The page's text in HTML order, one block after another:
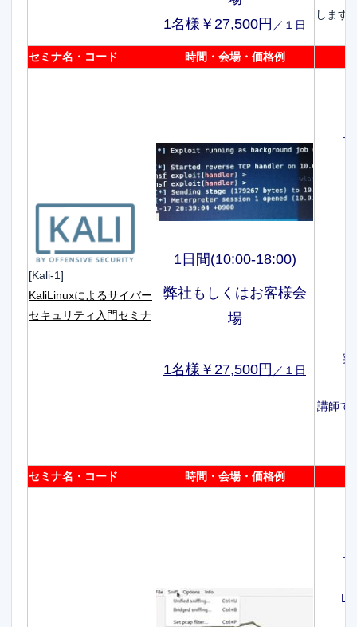
1名様￥27,500円 ／１日
します
セミナ名・コード 時間・会場・価格例
[Kali-1]
KaliLinuxによるサイバー
セキュリティ入門セミナ
1日間(10:00-18:00)
弊社もしくはお客様会
場
1名様￥27,500円 ／１日
サ
実
講師で
セミナ名・コード 時間・会場・価格例
サ